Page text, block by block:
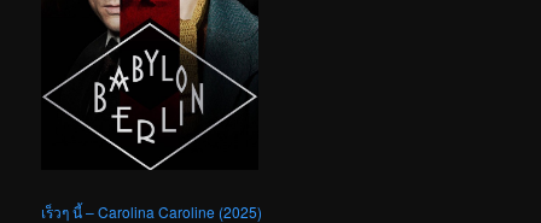
เร็วๆ นี้ – Carolina Caroline (2025)